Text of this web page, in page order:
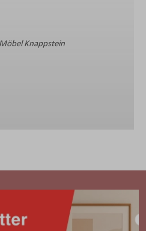
Knappstein